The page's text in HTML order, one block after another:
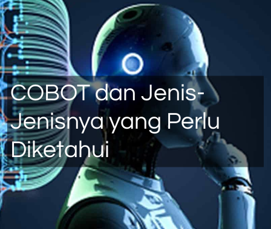
COBOT dan Jenis-
Jenisnya yang Perlu
Diketahui